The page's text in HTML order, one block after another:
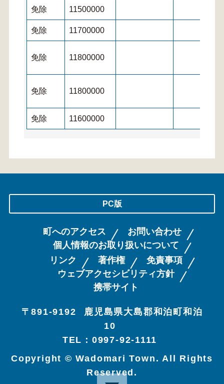
免除 11500000
免除 11700000
免除 11800000
免除 11800000
免除 11600000
PC版
町へのアクセス
お問い合わせ
個人情報のお取り扱いについて
リンク
著作権
免責事項
ウェブアクセシビリティ方針
携帯サイト
〒891-9192
鹿児島県大島郡和泊町和泊
10
TEL：0997-92-1111
Copyright © Wadomari Town. All Rights
Reserved.